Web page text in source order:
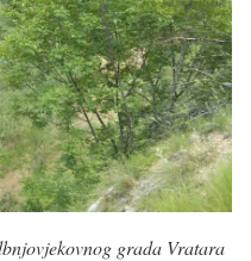
grada Vratara